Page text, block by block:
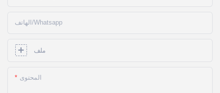
الهاتف/whatsapp
ملف
المحتوى